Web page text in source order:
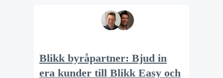
Blikk byråpartner: Bjud in
era kunder till Blikk Easy och